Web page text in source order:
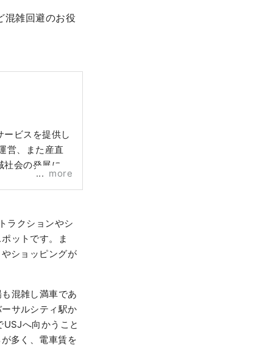
混雑回避のお役
ビスを提供し
営、また産直
会の発展に寄
more
ラクションやシ
ットです。ま
ショッピングが
混雑し満車であ
サルシティ駅か
へ向かうこと
多く、電車賃を